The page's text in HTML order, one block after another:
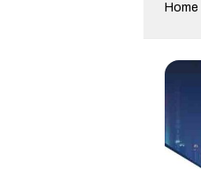
Home